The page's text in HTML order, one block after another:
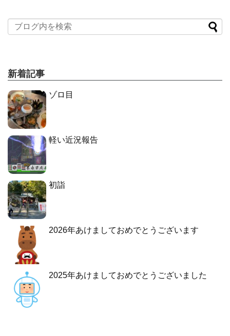
新着記事
ゾロ目
軽い近況報告
初詣
2026年あけましておめでとうございます
2025年あけましておめでとうございました